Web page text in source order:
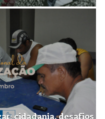
cidadania, desafios